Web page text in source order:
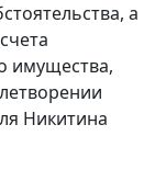
а
имущества,
Никитина